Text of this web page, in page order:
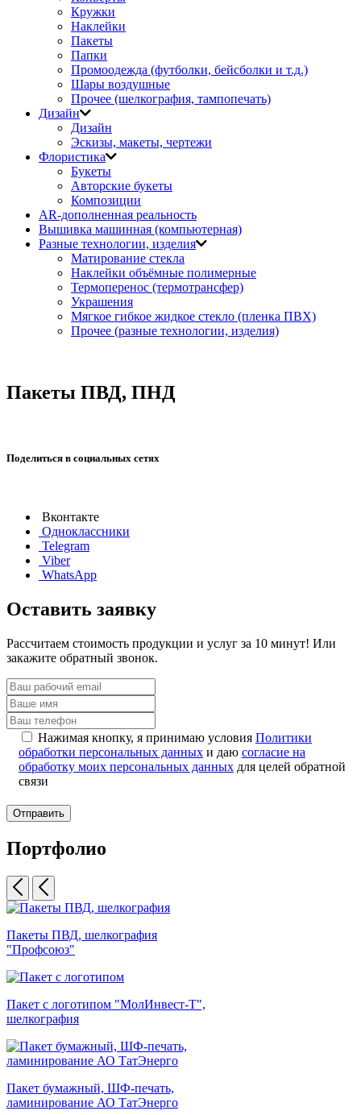
Кружки
Наклейки
Пакеты
Папки
Промоодежда (футболки, бейсболки и т.д.)
Шары воздушные
Прочее (шелкография, тампопечать)
Дизайн
Дизайн
Эскизы, макеты, чертежи
Флористика
Букеты
Авторские букеты
Композиции
AR-дополненная реальность
Вышивка машинная (компьютерная)
Разные технологии, изделия
Матирование стекла
Наклейки объёмные полимерные
Термоперенос (термотрансфер)
Украшения
Мягкое гибкое жидкое стекло (пленка ПВХ)
Прочее (разные технологии, изделия)
Пакеты ПВД, ПНД
Поделиться в социальных сетях
Вконтакте
Одноклассники
Telegram
Viber
WhatsApp
Оставить заявку
Рассчитаем стоимость продукции и услуг за 10 минут! Или
закажите обратный звонок.
Нажимая кнопку, я принимаю условия Политики
обработки персональных данных и даю согласие на
обработку моих персональных данных для целей обратной
связи
Отправить
Портфолио
Пакеты ПВД, шелкография
"Профсоюз"
Пакет с логотипом "МолИнвест-Т",
шелкография
Пакет бумажный, ШФ-печать,
ламинирование АО ТатЭнерго